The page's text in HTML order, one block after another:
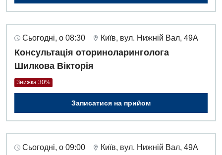
Сьогодні, о 08:30 Київ, вул. Нижній Вал, 49А
Консультація оториноларинголога
Шилкова Вікторія
Знижка 30%
Записатися на прийом
Сьогодні, о 09:00 Київ, вул. Нижній Вал, 49А